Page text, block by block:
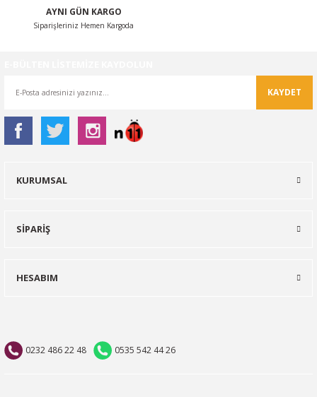
AYNI GÜN KARGO
Siparişleriniz Hemen Kargoda
KAYDET
0232 486 22 48 0535 542 44 26
KURUMSAL
SİPARİŞ
HESABIM